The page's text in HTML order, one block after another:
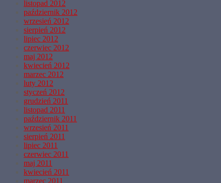
listopad 2012
październik 2012
wrzesień 2012
sierpień 2012
lipiec 2012
czerwiec 2012
maj 2012
kwiecień 2012
marzec 2012
luty 2012
styczeń 2012
grudzień 2011
listopad 2011
październik 2011
wrzesień 2011
sierpień 2011
lipiec 2011
czerwiec 2011
maj 2011
kwiecień 2011
marzec 2011